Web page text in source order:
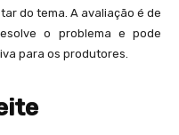
do tema. A avaliação é de
o problema e pode
para os produtores.